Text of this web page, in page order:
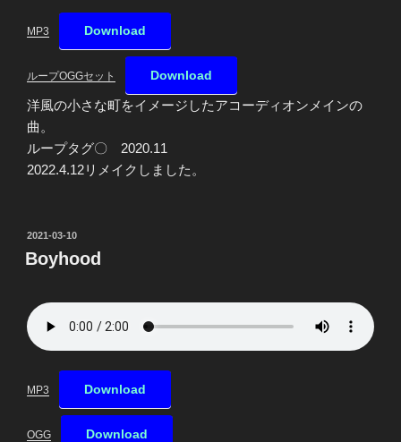
MP3 Download
ループOGGセット Download
洋風の小さな町をイメージしたアコーディオンメインの
曲。
ループタグ〇 2020.11
2022.4.12リメイクしました。
投
稿
日:
2021-03-10
Boyhood
MP3 Download
OGG Download